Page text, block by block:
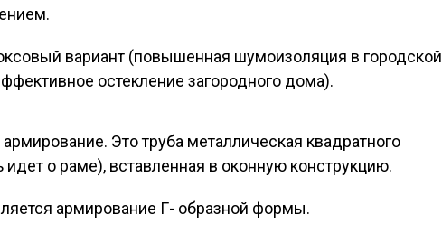
вариант (повышенная шумоизоляция в городской
остекление загородного дома).
Это труба металлическая квадратного
идет о раме), вставленная в оконную конструкцию.
армирование Г- образной формы.